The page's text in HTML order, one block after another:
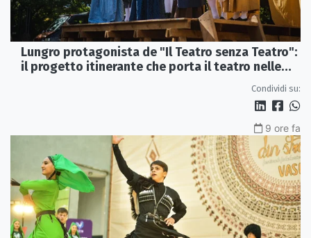
Lungro protagonista de "Il Teatro senza Teatro":
il progetto itinerante che porta il teatro nelle
Condividi su:
9 ore fa